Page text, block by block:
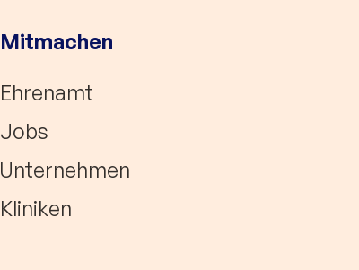
Mitmachen
Ehrenamt
Jobs
Unternehmen
Kliniken